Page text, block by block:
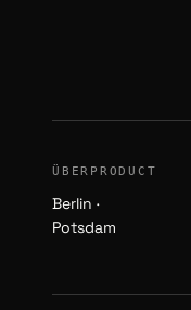
ÜBERPRODUCT
Berlin ·
Potsdam